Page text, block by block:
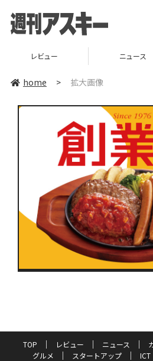
レビュー ニュース
home > 拡大画像
TOP レビュー ニュース
グルメ
スタートアップ ICT